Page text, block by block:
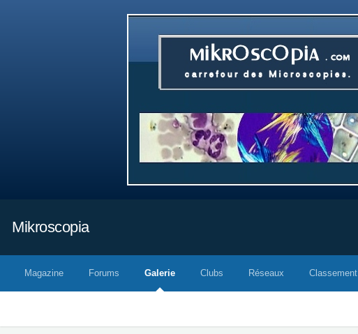
Mikroscopia
Magazine Forums Galerie Clubs Réseaux Classement